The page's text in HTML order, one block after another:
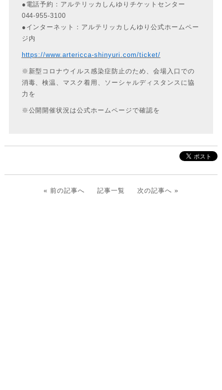
●電話予約：アルテリッカしんゆりチケットセンター
044-955-3100
●インターネット：アルテリッカしんゆり公式ホームペー
ジ内
https://www.artericca-shinyuri.com/ticket/
※新型コロナウイルス感染症防止のため、会場入口での
消毒、検温、マスク着用、ソーシャルディスタンスに協
力を
※公開開催状況は公式ホームページで確認を
«前の記事へ 記事一覧 次の記事へ »